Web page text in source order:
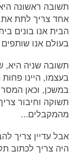
תשובה ראשונה
אחד צריך לתת את
הבית אנו בונים
בעולם אנו
תשובה שניה
בעצמו, היינו
במשכן, וכאן
תשוקה וחיבור
מהמקבלים...
אבל עדיין צריך
היה צריך לכתוב